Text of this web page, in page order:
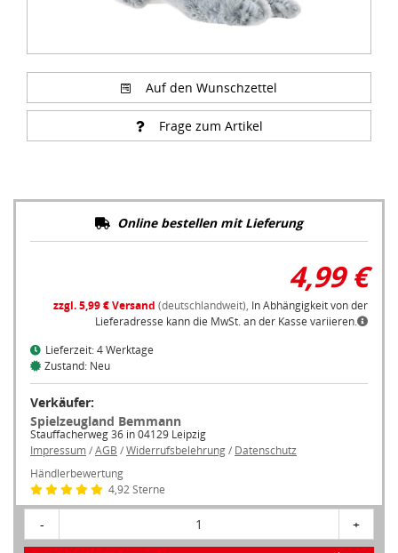
Auf den Wunschzettel
Frage zum Artikel
Online bestellen mit Lieferung
4,99 €
zzgl. 5,99 € Versand (deutschlandweit), In Abhängigkeit von der
Lieferadresse kann die MwSt. an der Kasse variieren.
Lieferzeit: 4 Werktage
Zustand: Neu
Verkäufer:
Spielzeugland Bemmann
Stauffacherweg 36 in 04129 Leipzig
Impressum/AGB /Widerrufsbelehrung/ Datenschutz
Händlerbewertung
4,92 Sterne
- 1 +